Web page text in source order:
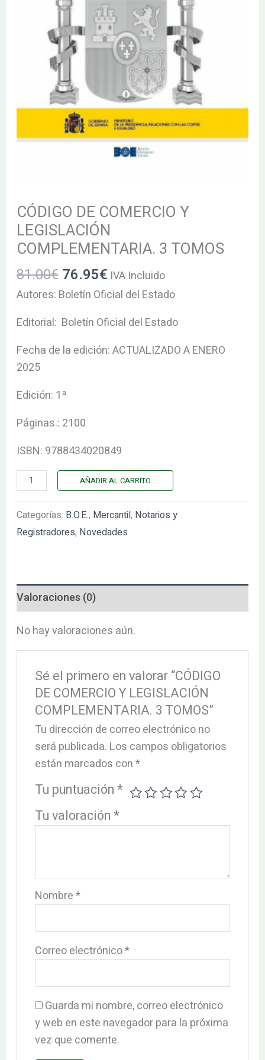
CÓDIGO DE COMERCIO Y
LEGISLACIÓN
COMPLEMENTARIA. 3 TOMOS
81.00€ 76.95€ IVA Incluido
Autores: Boletín Oficial del Estado
Editorial: Boletín Oficial del Estado
Fecha de la edición: ACTUALIZADO A ENERO
2025
Edición: 1ª
Páginas.: 2100
ISBN: 9788434020849
AÑADIR AL CARRITO
Categorías: B.O.E., Mercantil, Notarios y
Registradores, Novedades
Valoraciones (0)
No hay valoraciones aún.
Sé el primero en valorar “CÓDIGO
DE COMERCIO Y LEGISLACIÓN
COMPLEMENTARIA. 3 TOMOS”
Tu dirección de correo electrónico no
será publicada. Los campos obligatorios
están marcados con*
Tu puntuación*
Tu valoración*
Nombre*
Correo electrónico*
Guarda mi nombre, correo electrónico
y web en este navegador para la próxima
vez que comente.